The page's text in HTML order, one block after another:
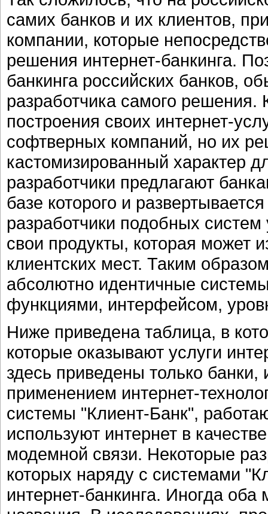
самих банков и их клиентов,
компании, которые
решения интернет-банкинга.
банкинга российских банков,
разработчика самого
построения своих интернет-
софтверных компаний, но их
кастомизированный характер
разработчики предлагают
базе которого и
разработчики подобных
свои продукты, которая может
клиентских мест. Таким
абсолютно идентичные
функциями, интерфейсом,
Ниже приведена таблица, в
которые оказывают услуги
здесь приведены только
применением интернет-
системы "Клиент-Банк",
используют интернет в
модемной связи. Некоторые
которых наряду с системами
интернет-банкинга. Иногда